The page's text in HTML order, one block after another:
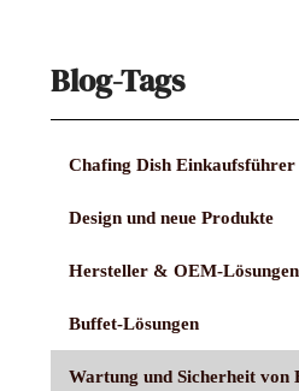
Blog-Tags
Chafing Dish Einkaufsführer
Design und neue Produkte
Hersteller & OEM-Lösungen
Buffet-Lösungen
Wartung und Sicherheit von